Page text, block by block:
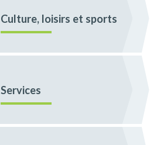
Culture, loisirs et sports
Services